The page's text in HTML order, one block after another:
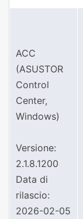
ACC
(ASUSTOR
Control
Center,
Windows)
Versione:
2.1.8.1200
Data di
rilascio:
2026-02-05